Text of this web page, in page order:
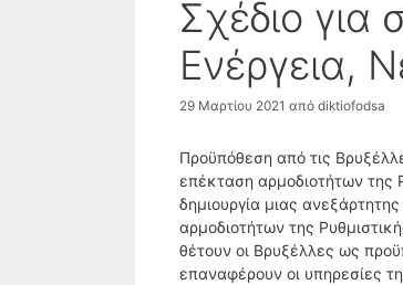
Σχέδιο για
Ενέργεια,
29 Μαρτίου 2021 από diktiofodsa
Προϋπόθεση από τις
επέκταση αρμοδιοτήτων της
δημιουργία μιας
αρμοδιοτήτων της
θέτουν οι Βρυξέλλες ως
επαναφέρουν οι υπηρεσίες